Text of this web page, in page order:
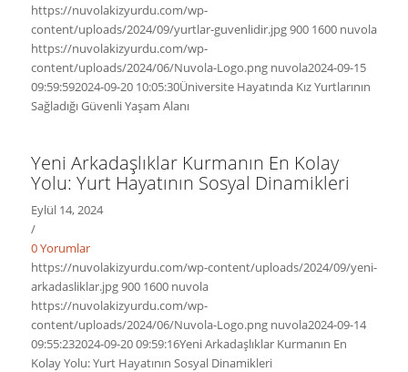
https://nuvolakizyurdu.com/wp-
content/uploads/2024/09/yurtlar-guvenlidir.jpg900 1600 nuvola
https://nuvolakizyurdu.com/wp-
content/uploads/2024/06/Nuvola-Logo.png nuvola2024-09-15
09:59:592024-09-20 10:05:30Üniversite Hayatında Kız Yurtlarının
Sağladığı Güvenli Yaşam Alanı
Yeni Arkadaşlıklar Kurmanın En Kolay
Yolu: Yurt Hayatının Sosyal Dinamikleri
Eylül 14, 2024
/
0 Yorumlar
https://nuvolakizyurdu.com/wp-content/uploads/2024/09/yeni-
arkadasliklar.jpg900 1600 nuvola
https://nuvolakizyurdu.com/wp-
content/uploads/2024/06/Nuvola-Logo.png nuvola2024-09-14
09:55:232024-09-20 09:59:16Yeni Arkadaşlıklar Kurmanın En
Kolay Yolu: Yurt Hayatının Sosyal Dinamikleri